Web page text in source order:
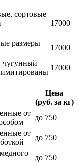
сортовые
17000
размеры
17000
чугунный
17000
Цена
(руб. за кг)
от
до 750
от
до 750
до 750